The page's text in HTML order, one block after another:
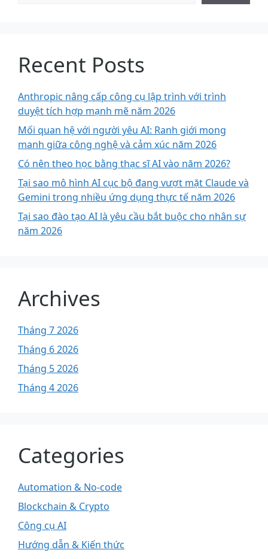
Recent Posts
Anthropic nâng cấp công cụ lập trình với trình
duyệt tích hợp mạnh mẽ năm 2026
Mối quan hệ với người yêu AI: Ranh giới mong
manh giữa công nghệ và cảm xúc năm 2026
Có nên theo học bằng thạc sĩ AI vào năm 2026?
Tại sao mô hình AI cục bộ đang vượt mặt Claude và
Gemini trong nhiều ứng dụng thực tế năm 2026
Tại sao đào tạo AI là yêu cầu bắt buộc cho nhân sự
năm 2026
Archives
Tháng 7 2026
Tháng 6 2026
Tháng 5 2026
Tháng 4 2026
Categories
Automation & No-code
Blockchain & Crypto
Công cụ AI
Hướng dẫn & Kiến thức